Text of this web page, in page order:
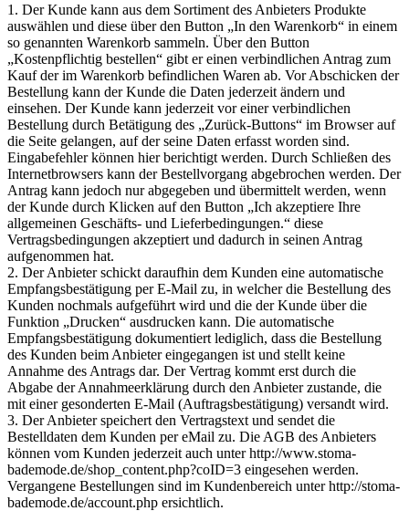
1. Der Kunde kann aus dem Sortiment des Anbieters Produkte
auswählen und diese über den Button „In den Warenkorb“ in einem
so genannten Warenkorb sammeln. Über den Button
„Kostenpflichtig bestellen“ gibt er einen verbindlichen Antrag zum
Kauf der im Warenkorb befindlichen Waren ab. Vor Abschicken der
Bestellung kann der Kunde die Daten jederzeit ändern und
einsehen. Der Kunde kann jederzeit vor einer verbindlichen
Bestellung durch Betätigung des „Zurück-Buttons“ im Browser auf
die Seite gelangen, auf der seine Daten erfasst worden sind.
Eingabefehler können hier berichtigt werden. Durch Schließen des
Internetbrowsers kann der Bestellvorgang abgebrochen werden. Der
Antrag kann jedoch nur abgegeben und übermittelt werden, wenn
der Kunde durch Klicken auf den Button „Ich akzeptiere Ihre
allgemeinen Geschäfts- und Lieferbedingungen.“ diese
Vertragsbedingungen akzeptiert und dadurch in seinen Antrag
aufgenommen hat.
2. Der Anbieter schickt daraufhin dem Kunden eine automatische
Empfangsbestätigung per E-Mail zu, in welcher die Bestellung des
Kunden nochmals aufgeführt wird und die der Kunde über die
Funktion „Drucken“ ausdrucken kann. Die automatische
Empfangsbestätigung dokumentiert lediglich, dass die Bestellung
des Kunden beim Anbieter eingegangen ist und stellt keine
Annahme des Antrags dar. Der Vertrag kommt erst durch die
Abgabe der Annahmeerklärung durch den Anbieter zustande, die
mit einer gesonderten E-Mail (Auftragsbestätigung) versandt wird.
3. Der Anbieter speichert den Vertragstext und sendet die
Bestelldaten dem Kunden per eMail zu. Die AGB des Anbieters
können vom Kunden jederzeit auch unter http://www.stoma-
bademode.de/shop_content.php?coID=3 eingesehen werden.
Vergangene Bestellungen sind im Kundenbereich unter http://stoma-
bademode.de/account.php ersichtlich.